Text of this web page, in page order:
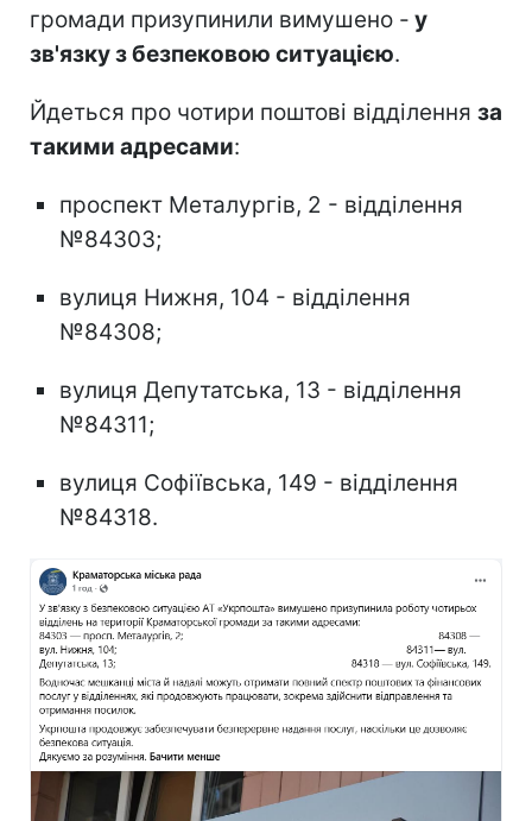
громади призупинили вимушено - у
зв'язку з безпековою ситуацією.
Йдеться про чотири поштові відділення за
такими адресами:
проспект Металургів, 2 - відділення
№84303;
вулиця Нижня, 104 - відділення
№84308;
вулиця Депутатська, 13 - відділення
№84311;
вулиця Софіївська, 149 - відділення
№84318.